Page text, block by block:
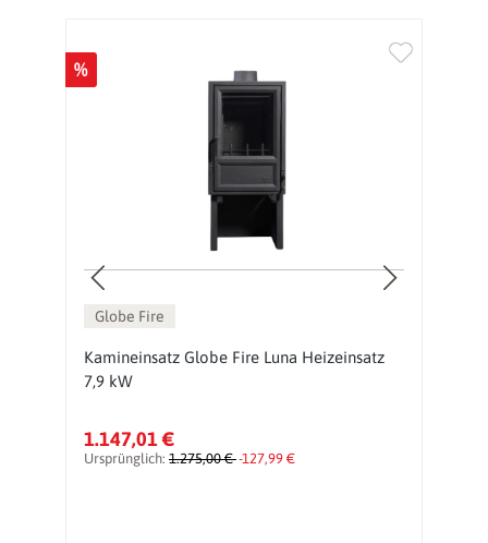
%
Globe Fire
Kamineinsatz Globe Fire Luna Heizeinsatz
7,9 kW
1.147,01 €
Ursprünglich: 1.275,00 €-127,99 €